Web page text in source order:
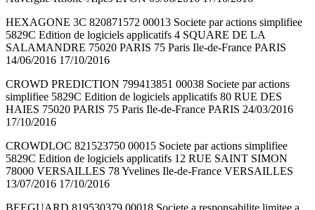
HEXAGONE 3C 820871572 00013 Societe par actions simplifiee
5829C Edition de logiciels applicatifs 4 SQUARE DE LA
SALAMANDRE 75020 PARIS 75 Paris Ile-de-France PARIS
14/06/2016 17/10/2016
CROWD PREDICTION 799413851 00038 Societe par actions
simplifiee 5829C Edition de logiciels applicatifs 80 RUE DES
HAIES 75020 PARIS 75 Paris Ile-de-France PARIS 24/03/2016
17/10/2016
CROWDLOC 821523750 00015 Societe par actions simplifiee
5829C Edition de logiciels applicatifs 12 RUE SAINT SIMON
78000 VERSAILLES 78 Yvelines Ile-de-France VERSAILLES
13/07/2016 17/10/2016